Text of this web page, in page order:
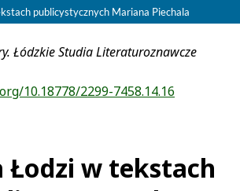
publicystycznych Mariana Piechala